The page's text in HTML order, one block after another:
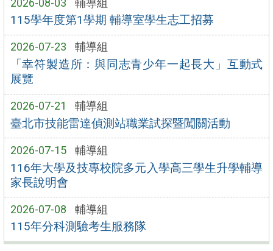
115學年度第1學期 輔導室學生志工招募
2026-07-23 輔導組
「幸符製造所：與同志青少年一起長大」互動式
展覽
2026-07-21 輔導組
臺北市技能雷達偵測站職業試探暨闖關活動
2026-07-15 輔導組
116年大學及技專校院多元入學高三學生升學輔導
家長說明會
2026-07-08 輔導組
115年分科測驗考生服務隊